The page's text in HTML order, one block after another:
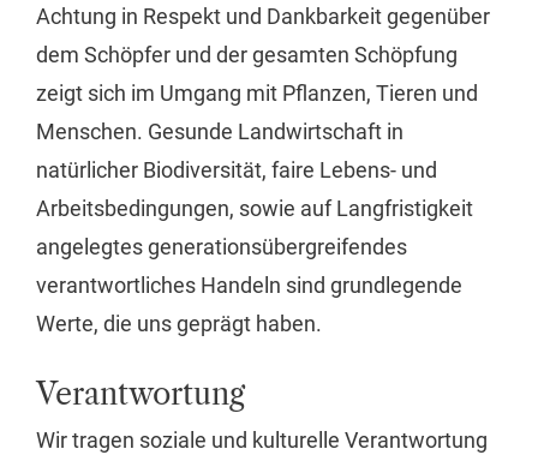
Achtung in Respekt und Dankbarkeit gegenüber
dem Schöpfer und der gesamten Schöpfung
zeigt sich im Umgang mit Pflanzen, Tieren und
Menschen. Gesunde Landwirtschaft in
natürlicher Biodiversität, faire Lebens- und
Arbeitsbedingungen, sowie auf Langfristigkeit
angelegtes generationsübergreifendes
verantwortliches Handeln sind grundlegende
Werte, die uns geprägt haben.
Verantwortung
Wir tragen soziale und kulturelle Verantwortung